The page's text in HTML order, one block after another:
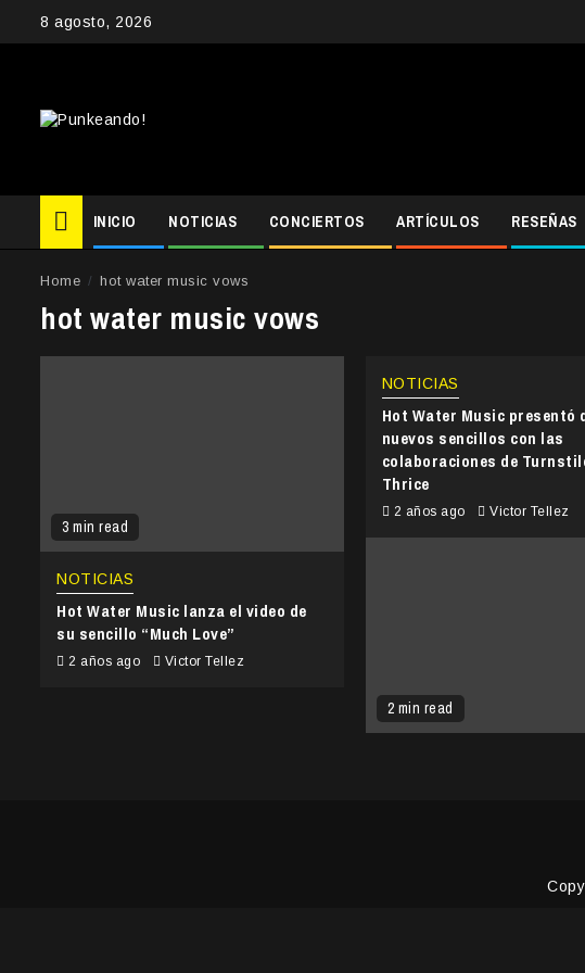
8 agosto, 2026
INICIO NOTICIAS CONCIERTOS ARTÍCULOS RESEÑAS
Home hot water music vows
hot water music vows
3 min read
NOTICIAS
Hot Water Music lanza el video de
su sencillo “Much Love”
2 años ago Victor Tellez
2 min read
NOTICIAS
Hot Water Music presentó
nuevos sencillos con las
colaboraciones de
Thrice
2 años ago Victor Tellez